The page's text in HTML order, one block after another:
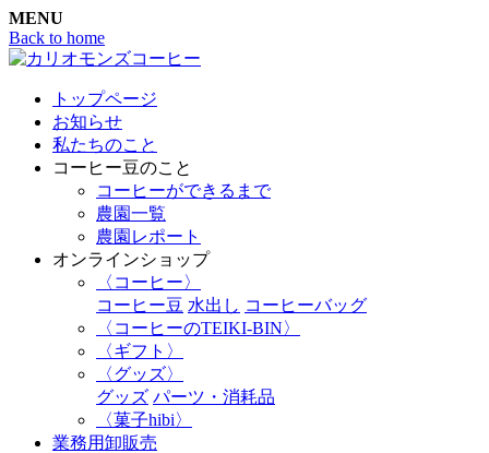
MENU
Back to home
トップページ
お知らせ
私たちのこと
コーヒー豆のこと
コーヒーができるまで
農園一覧
農園レポート
オンラインショップ
〈コーヒー〉
コーヒー豆 水出し コーヒーバッグ
〈コーヒーのTEIKI-BIN〉
〈ギフト〉
〈グッズ〉
グッズ パーツ・消耗品
〈菓子hibi〉
業務用卸販売